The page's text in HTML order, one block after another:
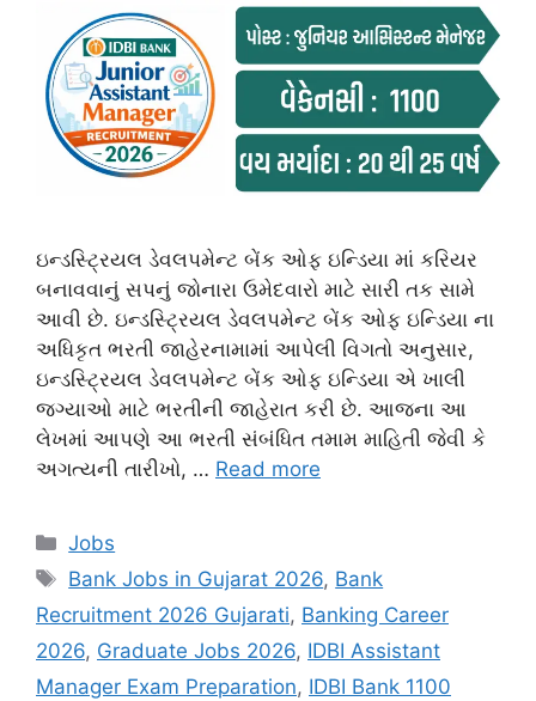
ઇન્ડસ્ટ્રિયલ ડેવલપમેન્ટ બેંક ઓફ ઇન્ડિયા માં કરિયર
બનાવવાનું સપનું જોનારા ઉમેદવારો માટે સારી તક સામે
આવી છે. ઇન્ડસ્ટ્રિયલ ડેવલપમેન્ટ બેંક ઓફ ઇન્ડિયા ના
અધિકૃત ભરતી જાહેરનામામાં આપેલી વિગતો અનુસાર,
ઇન્ડસ્ટ્રિયલ ડેવલપમેન્ટ બેંક ઓફ ઇન્ડિયા એ ખાલી
જગ્યાઓ માટે ભરતીની જાહેરાત કરી છે. આજના આ
લેખમાં આપણે આ ભરતી સંબંધિત તમામ માહિતી જેવી કે
અગત્યની તારીખો, … Read more
Categories
Jobs
Tags
Bank Jobs in Gujarat 2026, Bank
Recruitment 2026 Gujarati, Banking Career
2026, Graduate Jobs 2026, IDBI Assistant
Manager Exam Preparation, IDBI Bank 1100